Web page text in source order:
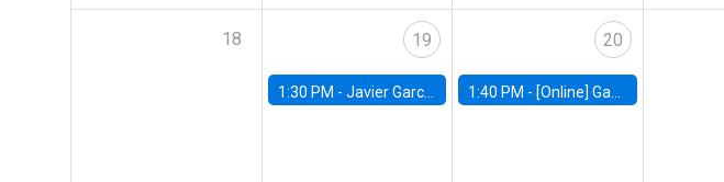
18 19
1:30 PM - Javier Garcia Cicco, Universidad de San Andres
20
1:40 PM - [Online] Gabriel Englander, World Bank